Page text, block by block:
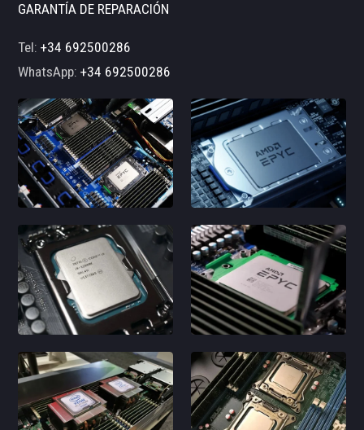
GARANTÍA DE REPARACIÓN
Tel:+34 692500286
WhatsApp:+34 692500286